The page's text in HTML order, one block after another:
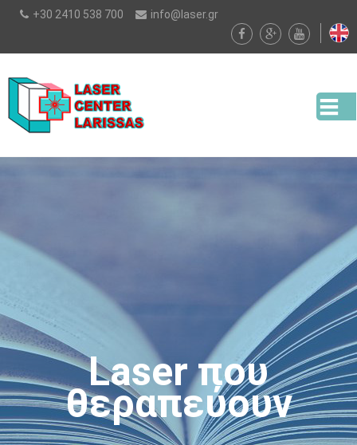
Παράκαμψη
προς το
περιεχόμενο
+30 2410 538 700 info@laser.gr
Laser που
θεραπεύουν